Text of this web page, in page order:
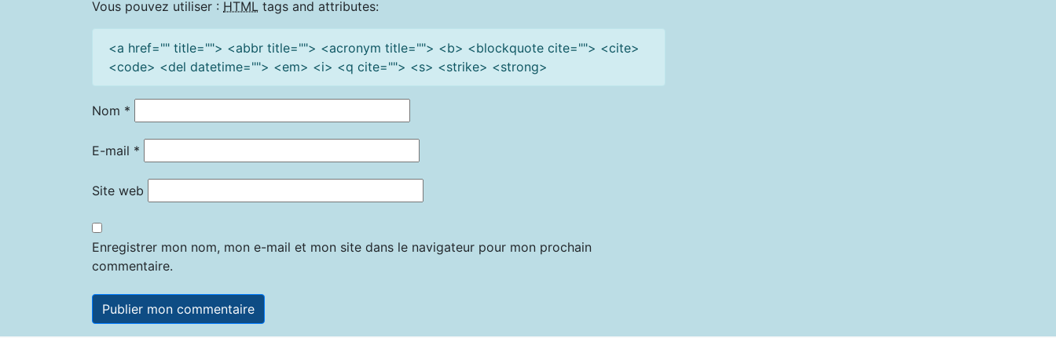
Vous pouvez utiliser : HTML tags and attributes:
<a href="" title=""> <abbr title=""> <acronym title=""> <b> <blockquote cite=""> <cite>
<code> <del datetime=""> <em> <i> <q cite=""> <s> <strike> <strong>
Nom *
E-mail *
Site web
Enregistrer mon nom, mon e-mail et mon site dans le navigateur pour mon prochain
commentaire.